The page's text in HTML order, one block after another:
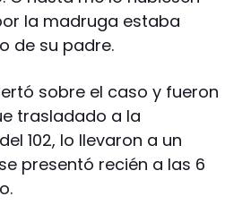
la madruga estaba
de su padre.
sobre el caso y fueron
trasladado a la
102, lo llevaron a un
presentó recién a las 6